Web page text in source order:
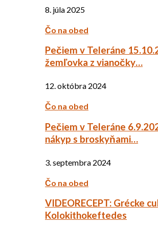
8. júla 2025
Čo na obed
Pečiem v Teleráne
žemľovka z vianočky…
12. októbra 2024
Čo na obed
Pečiem v Teleráne
nákyp s broskyňami…
3. septembra 2024
Čo na obed
VIDEORECEPT: Grécke
Kolokithokeftedes